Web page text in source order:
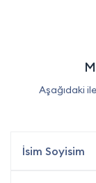
Aşağıdaki